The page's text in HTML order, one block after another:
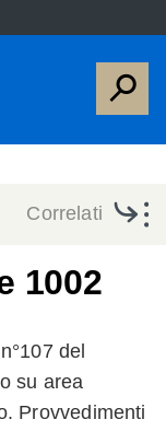
Correlati
1002
del
su area
Provvedimenti